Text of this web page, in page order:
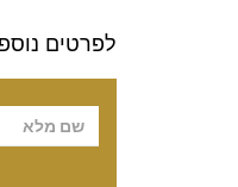
לפרטים